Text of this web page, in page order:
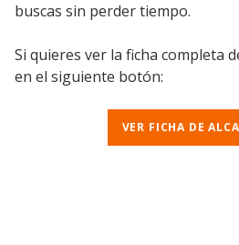
buscas sin perder tiempo.
Si quieres ver la ficha completa
en el siguiente botón:
VER FICHA DE